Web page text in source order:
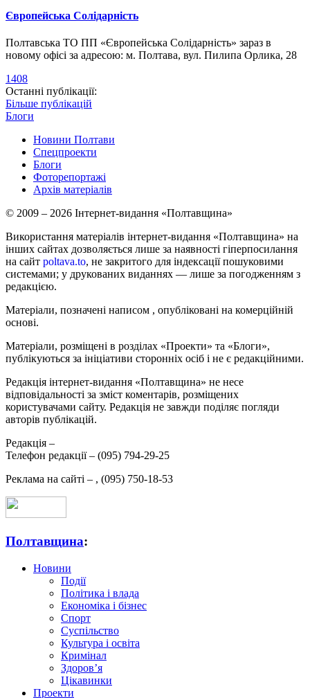
Європейська Солідарність
Полтавська ТО ПП «Європейська Солідарність» зараз в
новому офісі за адресою: м. Полтава, вул. Пилипа Орлика, 28
1408
Останні публікації:
Більше публікацій
Блоги
Новини Полтави
Спецпроекти
Блоги
Фоторепортажі
Архів матеріалів
© 2009 – 2026 Інтернет-видання «Полтавщина»
Використання матеріалів інтернет-видання «Полтавщина» на
інших сайтах дозволяється лише за наявності гіперпосилання
на сайт poltava.to, не закритого для індексації пошуковими
системами; у друкованих виданнях — лише за погодженням з
редакцією.
Матеріали, позначені написом , опубліковані на комерційній
основі.
Матеріали, розміщені в розділах «Проекти» та «Блоги»,
публікуються за ініціативи сторонніх осіб і не є редакційними.
Редакція інтернет-видання «Полтавщина» не несе
відповідальності за зміст коментарів, розміщених
користувачами сайту. Редакція не завжди поділяє погляди
авторів публікацій.
Редакція –
Телефон редакції – (095) 794-29-25
Реклама на сайті – , (095) 750-18-53
Полтавщина:
Новини
Події
Політика і влада
Економіка і бізнес
Спорт
Суспільство
Культура і освіта
Кримінал
Здоров’я
Цікавинки
Проекти